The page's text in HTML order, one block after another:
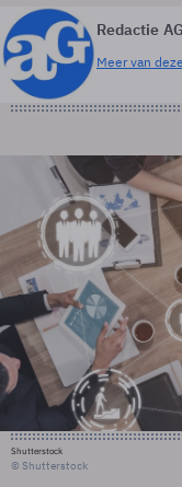
Redactie
Meer van
Shutterstock
© Shutterstock